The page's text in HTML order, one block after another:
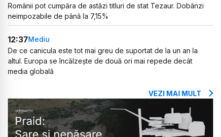
Românii pot cumpăra de astăzi titluri de stat Tezaur. Dobânzi
neimpozabile de până la 7,15%
12:37Mediu
De ce canicula este tot mai greu de suportat de la un an la
altul. Europa se încălzește de două ori mai repede decât
media globală
VEZI MAI MULT